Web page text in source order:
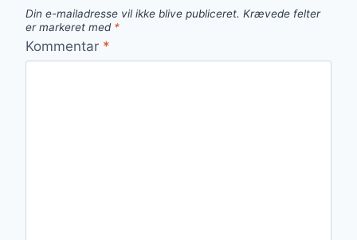
Din e-mailadresse vil ikke blive publiceret. Krævede felter
er markeret med *
Kommentar *